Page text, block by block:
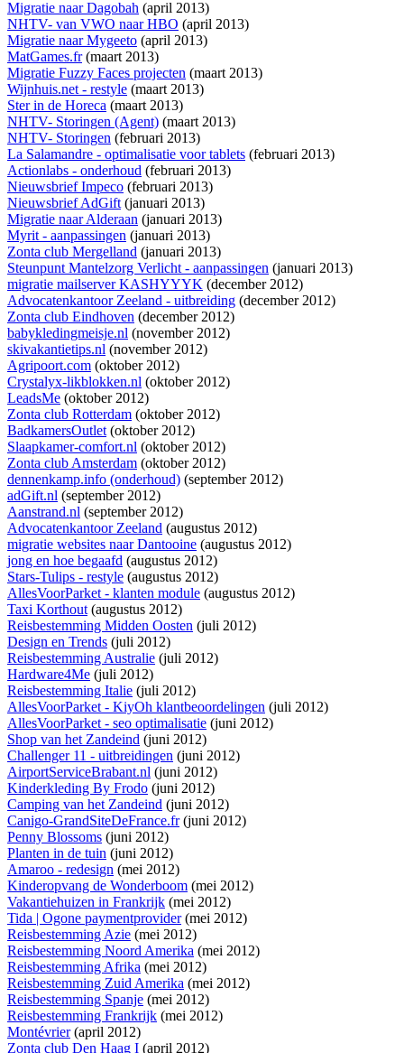
Migratie naar Dagobah (april 2013)
NHTV- van VWO naar HBO (april 2013)
Migratie naar Mygeeto (april 2013)
MatGames.fr(maart 2013)
Migratie Fuzzy Faces projecten (maart 2013)
Wijnhuis.net - restyle (maart 2013)
Ster in de Horeca (maart 2013)
NHTV- Storingen (Agent) (maart 2013)
NHTV- Storingen (februari 2013)
La Salamandre - optimalisatie voor tablets (februari 2013)
Actionlabs - onderhoud (februari 2013)
Nieuwsbrief Impeco (februari 2013)
Nieuwsbrief AdGift(januari 2013)
Migratie naar Alderaan (januari 2013)
Myrit - aanpassingen (januari 2013)
Zonta club Mergelland (januari 2013)
Steunpunt Mantelzorg Verlicht - aanpassingen (januari 2013)
migratie mailserver KASHYYYK (december 2012)
Advocatenkantoor Zeeland - uitbreiding (december 2012)
Zonta club Eindhoven (december 2012)
babykledingmeisje.nl (november 2012)
skivakantietips.nl (november 2012)
Agripoort.com (oktober 2012)
Crystalyx-likblokken.nl (oktober 2012)
LeadsMe (oktober 2012)
Zonta club Rotterdam (oktober 2012)
BadkamersOutlet(oktober 2012)
Slaapkamer-comfort.nl (oktober 2012)
Zonta club Amsterdam (oktober 2012)
dennenkamp.info (onderhoud) (september 2012)
adGift.nl (september 2012)
Aanstrand.nl (september 2012)
Advocatenkantoor Zeeland (augustus 2012)
migratie websites naar Dantooine (augustus 2012)
jong en hoe begaafd (augustus 2012)
Stars-Tulips - restyle (augustus 2012)
AllesVoorParket - klanten module (augustus 2012)
Taxi Korthout(augustus 2012)
Reisbestemming Midden Oosten (juli 2012)
Design en Trends (juli 2012)
Reisbestemming Australie (juli 2012)
Hardware4Me (juli 2012)
Reisbestemming Italie (juli 2012)
AllesVoorParket - KiyOh klantbeoordelingen (juli 2012)
AllesVoorParket - seo optimalisatie (juni 2012)
Shop van het Zandeind (juni 2012)
Challenger 11 - uitbreidingen (juni 2012)
AirportServiceBrabant.nl (juni 2012)
Kinderkleding By Frodo (juni 2012)
Camping van het Zandeind (juni 2012)
Canigo-GrandSiteDeFrance.fr(juni 2012)
Penny Blossoms (juni 2012)
Planten in de tuin (juni 2012)
Amaroo - redesign (mei 2012)
Kinderopvang de Wonderboom (mei 2012)
Vakantiehuizen in Frankrijk (mei 2012)
Tida | Ogone paymentprovider(mei 2012)
Reisbestemming Azie (mei 2012)
Reisbestemming Noord Amerika (mei 2012)
Reisbestemming Afrika (mei 2012)
Reisbestemming Zuid Amerika (mei 2012)
Reisbestemming Spanje (mei 2012)
Reisbestemming Frankrijk (mei 2012)
Montévrier(april 2012)
Zonta club Den Haag I (april 2012)